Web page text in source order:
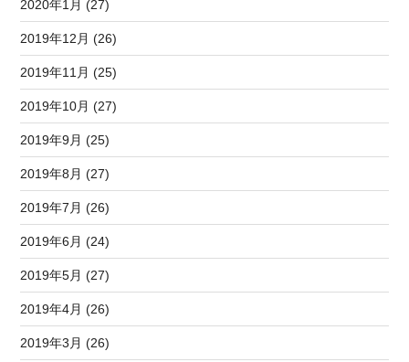
2020年1月 (27)
2019年12月 (26)
2019年11月 (25)
2019年10月 (27)
2019年9月 (25)
2019年8月 (27)
2019年7月 (26)
2019年6月 (24)
2019年5月 (27)
2019年4月 (26)
2019年3月 (26)